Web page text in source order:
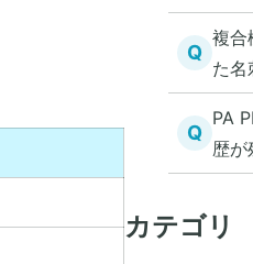
い
Q
複合
た名
一覧
まし
れ、
Q
PA
歴が
カテゴリ